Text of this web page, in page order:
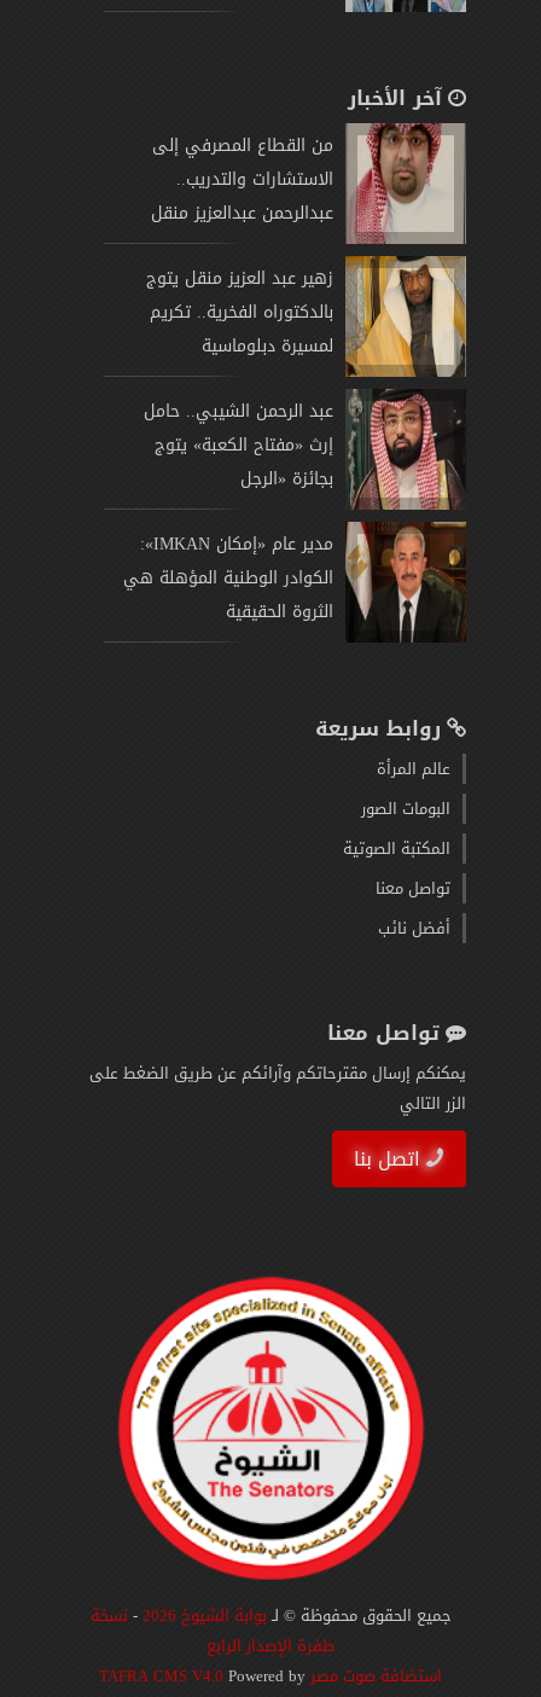
آخر الأخبار
من القطاع المصرفي إلى
الاستشارات والتدريب..
عبدالرحمن عبدالعزيز منقل
زهير عبد العزيز منقل يتوج
بالدكتوراه الفخرية.. تكريم
لمسيرة دبلوماسية
عبد الرحمن الشيبي.. حامل
إرث «مفتاح الكعبة» يتوج
بجائزة «الرجل
مدير عام «إمكان IMKAN»:
الكوادر الوطنية المؤهلة هي
الثروة الحقيقية
روابط سريعة
عالم المرأة
البومات الصور
المكتبة الصوتية
تواصل معنا
أفضل نائب
تواصل معنا
يمكنكم إرسال مقترحاتكم وآرائكم عن طريق الضغط على
الزر التالي
اتصل بنا
جميع الحقوق محفوظة © لـبوابة الشيوخ 2026 - نسخة
طفرة الإصدار الرابع
استضافة صوت مصر
TAFRA CMS V4.0Powered by